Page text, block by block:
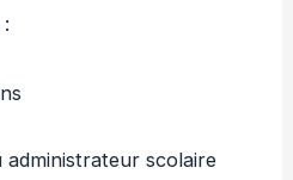
administrateur scolaire